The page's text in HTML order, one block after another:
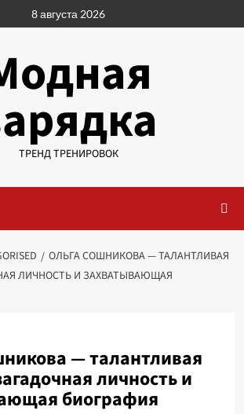
8 августа 2026
ТРЕНД ТРЕНИРОВОК
ОЛЬГА СОШНИКОВА — ТАЛАНТЛИВАЯ
ЛИЧНОСТЬ И ЗАХВАТЫВАЮЩАЯ
— талантливая
личность и
биография